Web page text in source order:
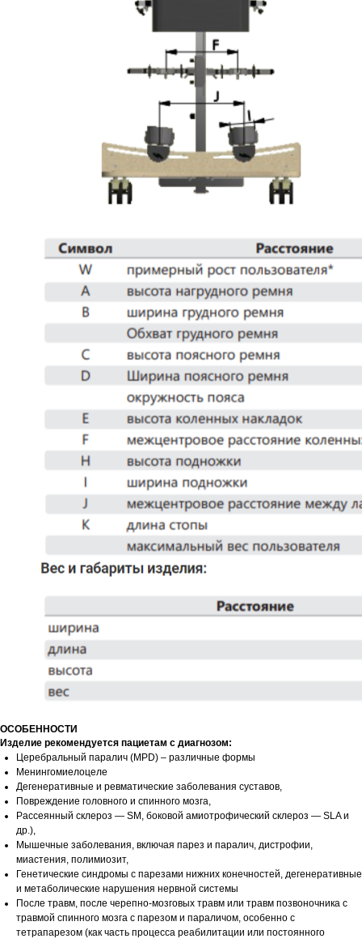
ОСОБЕННОСТИ
Изделие рекомендуется пациетам с диагнозом:
Церебральный паралич (MPD) – различные формы
Менингомиелоцеле
Дегенеративные и ревматические заболевания суставов,
Повреждение головного и спинного мозга,
Рассеянный склероз — SM, боковой амиотрофический склероз — SLA и
др.),
Мышечные заболевания, включая парез и паралич, дистрофии,
миастения, полимиозит,
Генетические синдромы с парезами нижних конечностей, дегенеративные
и метаболические нарушения нервной системы
После травм, после черепно-мозговых травм или травм позвоночника с
травмой спинного мозга с парезом и параличом, особенно с
тетрапарезом (как часть процесса реабилитации или постоянного